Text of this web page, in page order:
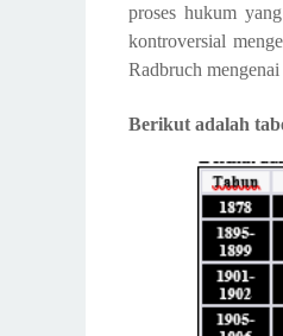
proses hukum
kontroversial
Radbruch
Berikut adalah